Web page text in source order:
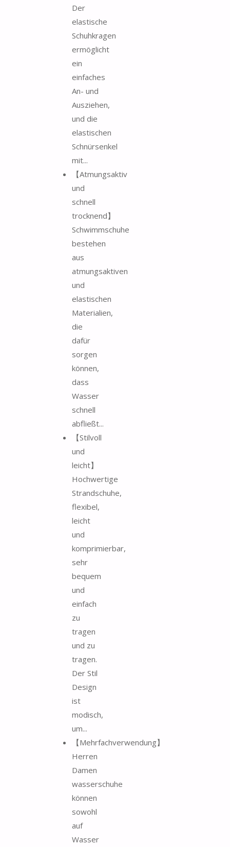
Der
elastische
Schuhkragen
ermöglicht
ein
einfaches
An- und
Ausziehen,
und die
elastischen
Schnürsenkel
mit...
【Atmungsaktiv
und
schnell
trocknend】
Schwimmschuhe
bestehen
aus
atmungsaktiven
und
elastischen
Materialien,
die
dafür
sorgen
können,
dass
Wasser
schnell
abfließt...
【Stilvoll
und
leicht】
Hochwertige
Strandschuhe,
flexibel,
leicht
und
komprimierbar,
sehr
bequem
und
einfach
zu
tragen
und zu
tragen.
Der Stil
Design
ist
modisch,
um...
【Mehrfachverwendung】
Herren
Damen
wasserschuhe
können
sowohl
auf
Wasser